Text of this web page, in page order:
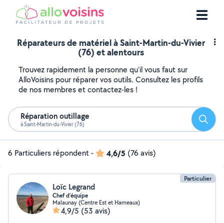
Réparateurs de matériel à Saint-Martin-du-Vivier
(76) et alentours
Trouvez rapidement la personne qu'il vous faut sur
AlloVoisins pour réparer vos outils. Consultez les profils
de nos membres et contactez-les !
Réparation outillage
à Saint-Martin-du-Vivier (76)
6 Particuliers répondent- 4,6/5 (76 avis)
Particulier
Loïc Legrand
Chef d'équipe
Malaunay (Centre Est et Hameaux)
4,9/5 (53 avis)